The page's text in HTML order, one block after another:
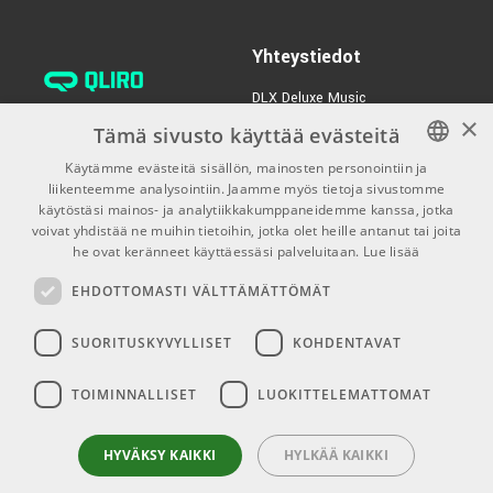
Tekniset tiedot
– Dunlop Cry Baby Mini CBM95
Tyyppi– wah-pedaali
Soundit– Low, Vintage, GCB95
Kela– Fasel
Kytkentä– true bypass
Käyttökohde
Cioks Flex 1015 15cm
Ernie Ball Ball EB-6220
TUOTENUMERO 1066127
€29,40/pak
EB-6226, Patch Cable
Flat 15 cm
€12,00/kpl
Yhteystiedot
DLX Deluxe Music
verkkokaupan asiakaspalvelu:
tilaus@dlxmusic.fi
Puh: 0207 282240 (arkisin klo
13-17)
Puh: 0207 282250 (myymälä)
00580 Helsinki
Y-tunnus: 1983522-7
La 10-15
FINNISH
FINNISH
×
Tämä sivusto käyttää evästeitä
Käytämme evästeitä sisällön, mainosten personointiin ja
liikenteemme analysointiin. Jaamme myös tietoja sivustomme
käytöstäsi mainos- ja analytiikkakumppaneidemme kanssa, jotka
voivat yhdistää ne muihin tietoihin, jotka olet heille antanut tai joita
he ovat keränneet käyttäessäsi palveluitaan. Lue lisää
EHDOTTOMASTI VÄLTTÄMÄTTÖMÄT
SUORITUSKYVYLLISET KOHDENTAVAT
TOIMINNALLISET LUOKITTELEMATTOMAT
HYVÄKSY KAIKKI HYLKÄÄ KAIKKI